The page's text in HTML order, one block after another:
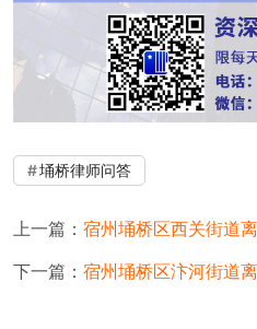
埇桥律师问答
上一篇： 宿州埇桥区西关街道
下一篇： 宿州埇桥区汴河街道